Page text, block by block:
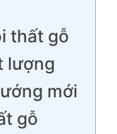
thất gỗ
lượng
mới
gỗ